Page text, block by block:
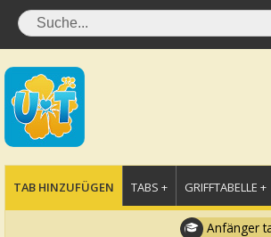
TAB HINZUFÜGEN TABS + GRIFFTABELLE +
Anfänger